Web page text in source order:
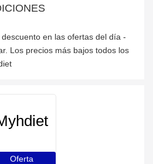
en las ofertas del día -
Los precios más bajos todos los
Oferta